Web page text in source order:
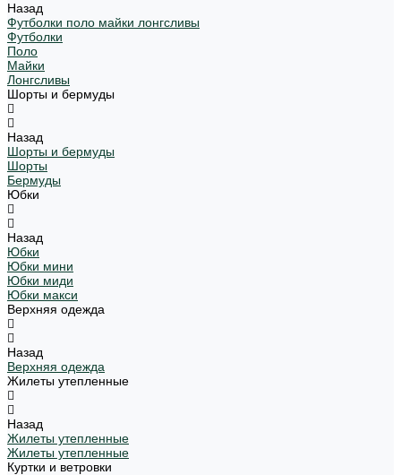
Назад
Футболки поло майки лонгсливы
Футболки
Поло
Майки
Лонгсливы
Шорты и бермуды
Назад
Шорты и бермуды
Шорты
Бермуды
Юбки
Назад
Юбки
Юбки мини
Юбки миди
Юбки макси
Верхняя одежда
Назад
Верхняя одежда
Жилеты утепленные
Назад
Жилеты утепленные
Жилеты утепленные
Куртки и ветровки